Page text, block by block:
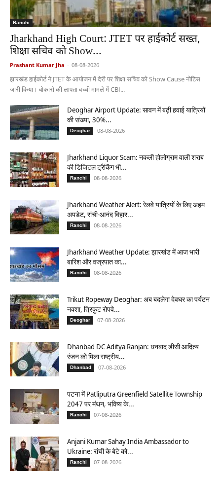
Ranchi
Jharkhand High Court: JTET पर हाईकोर्ट सख्त,
शिक्षा सचिव को Show...
Prashant Kumar Jha - 08-08-2026
झारखंड हाईकोर्ट ने JTET के आयोजन में देरी पर शिक्षा सचिव को Show Cause नोटिस
जारी किया। बोकारो की लापता बच्ची मामले में CBI...
Deoghar Airport Update: सावन में बढ़ी हवाई यात्रियों
की संख्या, 30%...
Deoghar 08-08-2026
Jharkhand Liquor Scam: नकली होलोग्राम वाली शराब
की डिजिटल ट्रैकिंग भी...
Ranchi 08-08-2026
Jharkhand Weather Alert: रेलवे यात्रियों के लिए अहम
अपडेट, रांची-आनंद विहार...
Ranchi 08-08-2026
Jharkhand Weather Update: झारखंड में आज भारी
बारिश और वज्रपात का...
Ranchi 08-08-2026
Trikut Ropeway Deoghar: अब बदलेगा देवघर का पर्यटन
नक्शा, त्रिकुट रोपवे...
Deoghar 07-08-2026
Dhanbad DC Aditya Ranjan: धनबाद डीसी आदित्य
रंजन को मिला राष्ट्रीय...
Dhanbad 07-08-2026
पटना में Patliputra Greenfield Satellite Township
2047 पर मंथन, भविष्य के...
Ranchi 07-08-2026
Anjani Kumar Sahay India Ambassador to
Ukraine: रांची के बेटे को...
Ranchi 07-08-2026